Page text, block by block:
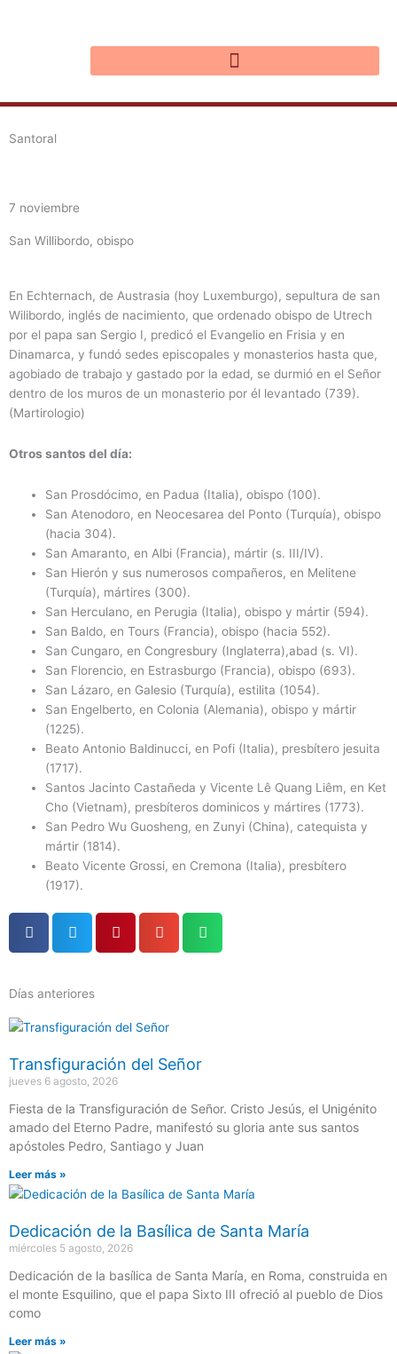
Santoral
7 noviembre
San Willibordo, obispo
En Echternach, de Austrasia (hoy Luxemburgo), sepultura de san
Wilibordo, inglés de nacimiento, que ordenado obispo de Utrech
por el papa san Sergio I, predicó el Evangelio en Frisia y en
Dinamarca, y fundó sedes episcopales y monasterios hasta que,
agobiado de trabajo y gastado por la edad, se durmió en el Señor
dentro de los muros de un monasterio por él levantado (739).
(Martirologio)
Otros santos del día:
San Prosdócimo, en Padua (Italia), obispo (100).
San Atenodoro, en Neocesarea del Ponto (Turquía), obispo
(hacia 304).
San Amaranto, en Albi (Francia), mártir (s. III/IV).
San Hierón y sus numerosos compañeros, en Melitene
(Turquía), mártires (300).
San Herculano, en Perugia (Italia), obispo y mártir (594).
San Baldo, en Tours (Francia), obispo (hacia 552).
San Cungaro, en Congresbury (Inglaterra),abad (s. VI).
San Florencio, en Estrasburgo (Francia), obispo (693).
San Lázaro, en Galesio (Turquía), estilita (1054).
San Engelberto, en Colonia (Alemania), obispo y mártir
(1225).
Beato Antonio Baldinucci, en Pofi (Italia), presbítero jesuita
(1717).
Santos Jacinto Castañeda y Vicente Lê Quang Liêm, en Ket
Cho (Vietnam), presbíteros dominicos y mártires (1773).
San Pedro Wu Guosheng, en Zunyi (China), catequista y
mártir (1814).
Beato Vicente Grossi, en Cremona (Italia), presbítero
(1917).
Días anteriores
Transfiguración del Señor
jueves 6 agosto, 2026
Fiesta de la Transfiguración de Señor. Cristo Jesús, el Unigénito
amado del Eterno Padre, manifestó su gloria ante sus santos
apóstoles Pedro, Santiago y Juan
Leer más »
Dedicación de la Basílica de Santa María
miércoles 5 agosto, 2026
Dedicación de la basílica de Santa María, en Roma, construida en
el monte Esquilino, que el papa Sixto III ofreció al pueblo de Dios
como
Leer más »
Página
Página
Página
Página
Página